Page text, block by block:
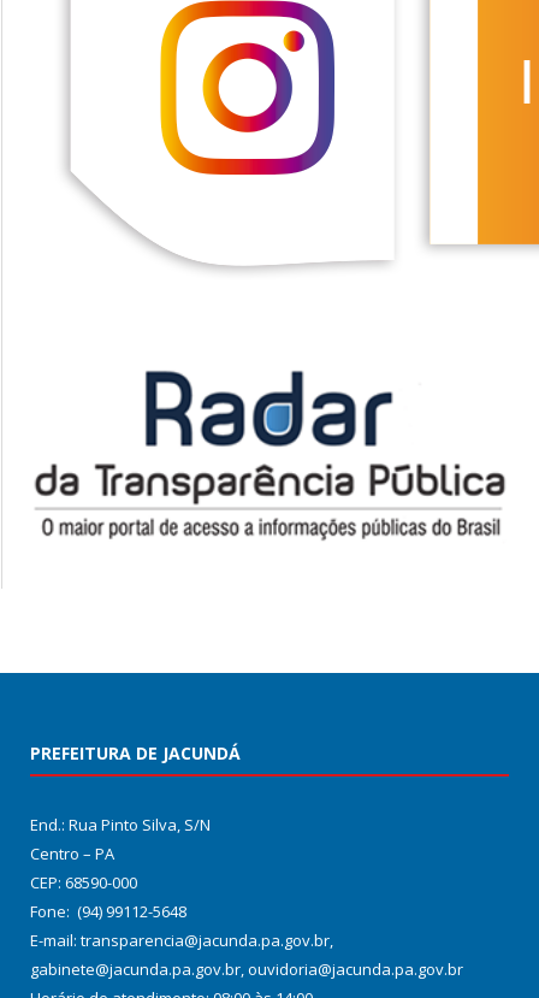
PREFEITURA DE JACUNDÁ
End.: Rua Pinto Silva, S/N
Centro – PA
CEP: 68590-000
Fone: (94) 99112-5648
E-mail: transparencia@jacunda.pa.gov.br,
gabinete@jacunda.pa.gov.br, ouvidoria@jacunda.pa.gov.br